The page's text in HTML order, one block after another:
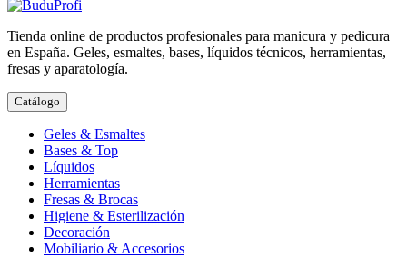
Tienda online de productos profesionales para manicura y pedicura
en España. Geles, esmaltes, bases, líquidos técnicos, herramientas,
fresas y aparatología.
Catálogo
Geles & Esmaltes
Bases & Top
Líquidos
Herramientas
Fresas & Brocas
Higiene & Esterilización
Decoración
Mobiliario & Accesorios